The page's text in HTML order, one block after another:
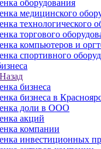
оборудования
медицинского
технологического
торгового
компьютеров и
спортивного
Назад
бизнеса
бизнеса в
доли в ООО
акций
компании
инвестиционных